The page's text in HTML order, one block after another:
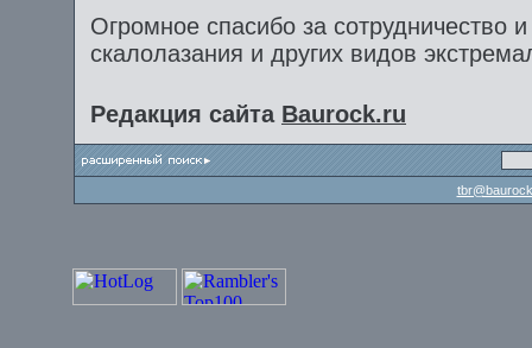
Огромное спасибо за сотрудничество
скалолазания и других видов
Редакция сайта Baurock.ru